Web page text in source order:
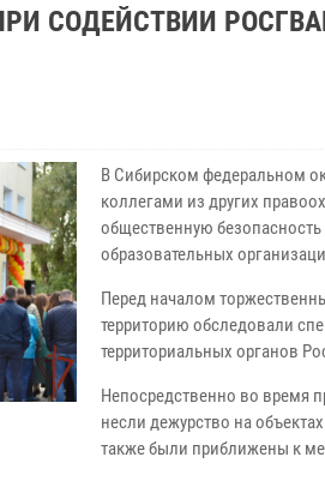
СОДЕЙСТВИИ
В Сибирском федеральном
коллегами из других
общественную
образовательных
Перед началом
территорию обследовали
территориальных органов
Непосредственно во время
несли дежурство на
также были приближены к